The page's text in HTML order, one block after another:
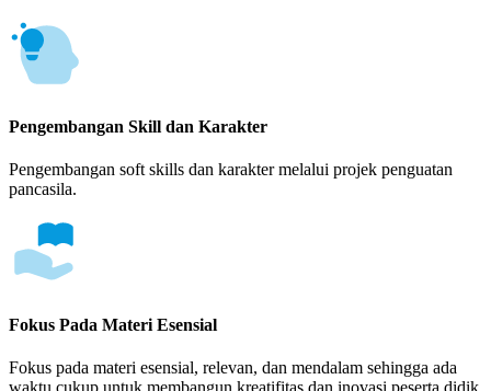
Pengembangan Skill dan Karakter
Pengembangan soft skills dan karakter melalui projek penguatan
pancasila.
Fokus Pada Materi Esensial
Fokus pada materi esensial, relevan, dan mendalam sehingga ada
waktu cukup untuk membangun kreatifitas dan inovasi peserta didik